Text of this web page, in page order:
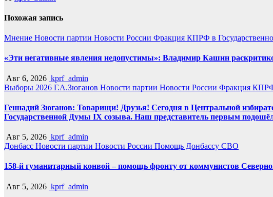
Похожая запись
Мнение Новости партии Новости России Фракция КПРФ в
«Эти негативные явления недопустимы»: Владимир Кашин
Авг 6, 2026 kprf_admin
Выборы 2026 Г.А.Зюганов Новости партии Новости России Фракция КПРФ
Геннадий Зюганов: Товарищи! Друзья! Сегодня в Центральной
Государственной Думы IX созыва. Наш представитель первым
Авг 5, 2026 kprf_admin
Донбасс Новости партии Новости России Помощь Донбассу СВО
158-й гуманитарный конвой – помощь фронту от коммунистов
Авг 5, 2026 kprf_admin